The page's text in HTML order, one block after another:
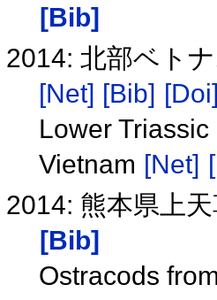
[Bib]
2014: 北部ベト
[Net] [Bib] [Doi]
Lower
Vietnam [Net]
2014: 熊本県上
[Bib]
Ostracods